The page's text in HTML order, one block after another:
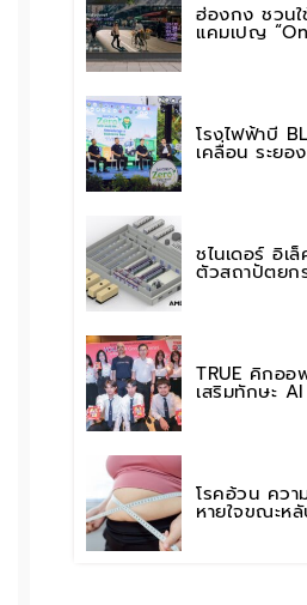
ฮ่องกง ชวนใ
แคมเปญ
โรงไฟฟ้าบี
เคลื่อน ระยอ
ชไนเดอร์ อิเ
ตัวสถาปัตยก
แพลตฟอร์ม
TRUE คิกอ
เสริมทักษะ
โรคอ้วน ควา
หายใจขณะห